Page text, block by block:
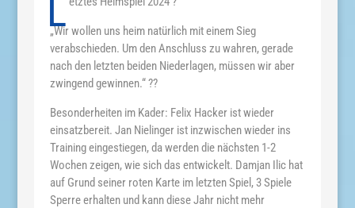
L
„Wir wollen uns heim natürlich mit einem Sieg
verabschieden. Um den Anschluss zu wahren, gerade
nach den letzten beiden Niederlagen, müssen wir aber
zwingend gewinnen.“ ??
Besonderheiten im Kader: Felix Hacker ist wieder
einsatzbereit. Jan Nielinger ist inzwischen wieder ins
Training eingestiegen, da werden die nächsten 1-2
Wochen zeigen, wie sich das entwickelt. Damjan Ilic hat
auf Grund seiner roten Karte im letzten Spiel, 3 Spiele
Sperre erhalten und kann diese Jahr nicht mehr